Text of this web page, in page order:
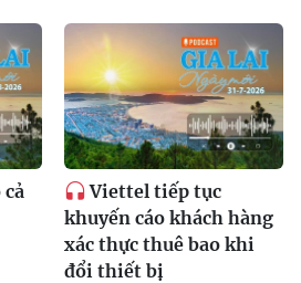
Viettel tiếp tục
khuyến cáo khách hàng
xác thực thuê bao khi
đổi thiết bị